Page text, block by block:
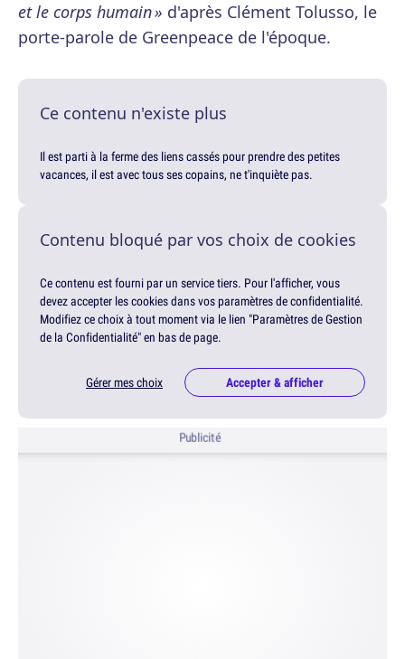
et le corps humain » d'après Clément Tolusso, le
porte-parole de Greenpeace de l'époque.
Ce contenu n'existe plus
Il est parti à la ferme des liens cassés pour prendre des petites
vacances, il est avec tous ses copains, ne t'inquiète pas.
Contenu bloqué par vos choix de cookies
Ce contenu est fourni par un service tiers. Pour l'afficher, vous
devez accepter les cookies dans vos paramètres de confidentialité.
Modifiez ce choix à tout moment via le lien "Paramètres de Gestion
de la Confidentialité" en bas de page.
Gérer mes choix Accepter & afficher
Publicité